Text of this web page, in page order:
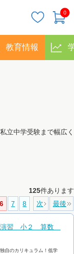
0
教育情報
立中学受験まで幅広く
125件あります
6 7 8 次 最後
演習 小２ 算数
自のカリキュラム！低学